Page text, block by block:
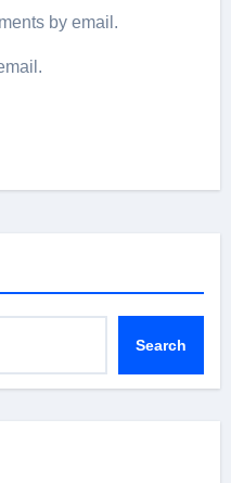
by email.
Search